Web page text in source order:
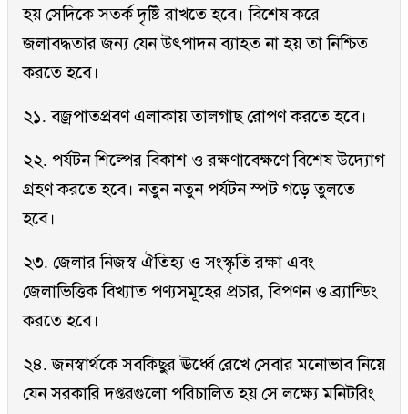
হয় সেদিকে সতর্ক দৃষ্টি রাখতে হবে। বিশেষ করে
জলাবদ্ধতার জন্য যেন উৎপাদন ব্যাহত না হয় তা নিশ্চিত
করতে হবে।
২১. বজ্রপাতপ্রবণ এলাকায় তালগাছ রোপণ করতে হবে।
২২. পর্যটন শিল্পের বিকাশ ও রক্ষণাবেক্ষণে বিশেষ উদ্যোগ
গ্রহণ করতে হবে। নতুন নতুন পর্যটন স্পট গড়ে তুলতে
হবে।
২৩. জেলার নিজস্ব ঐতিহ্য ও সংস্কৃতি রক্ষা এবং
জেলাভিত্তিক বিখ্যাত পণ্যসমূহের প্রচার, বিপণন ও ব্র্যান্ডিং
করতে হবে।
২৪. জনস্বার্থকে সবকিছুর ঊর্ধ্বে রেখে সেবার মনোভাব নিয়ে
যেন সরকারি দপ্তরগুলো পরিচালিত হয় সে লক্ষ্যে মনিটরিং